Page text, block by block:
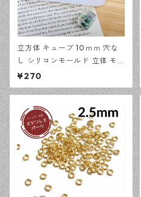
立方体 キューブ 10ｍｍ 穴な
し シリコンモールド 立体 モー
ルド レジン型 アクセサリー資
材【en工房】
¥270